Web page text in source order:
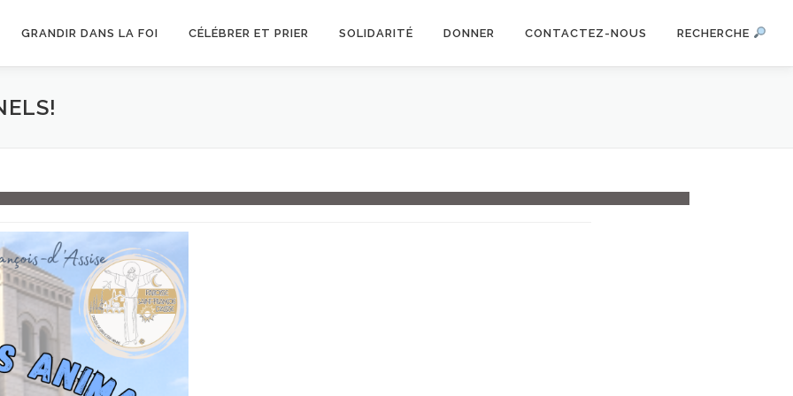
GRANDIR DANS LA FOI CÉLÉBRER ET PRIER SOLIDARITÉ DONNER CONTACTEZ-NOUS RECHERCHE